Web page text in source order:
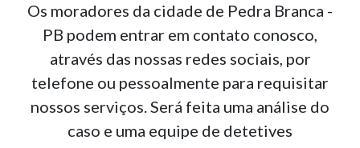
Os moradores da cidade de Pedra Branca -
PB podem entrar em contato conosco,
através das nossas redes sociais, por
telefone ou pessoalmente para requisitar
nossos serviços. Será feita uma análise do
caso e uma equipe de detetives